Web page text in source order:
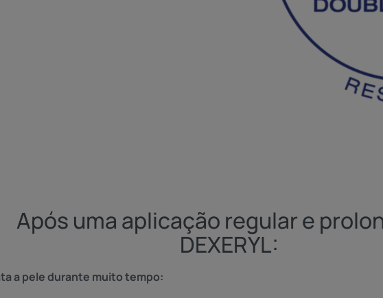
Após uma aplicação regular e
DEXERYL:
a pele durante muito tempo: